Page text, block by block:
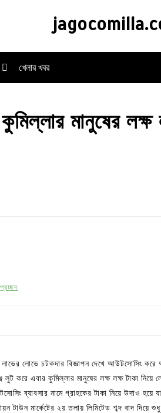
খেলার খবর
মানুষের
প্রচ্ছদ
লোভে চটকদার বিজ্ঞাপন দেখে আউটসোসিং করে
করে এবার কুমিল্লার মানুষের লক্ষ লক্ষ টাকা নিয়ে
ব্যাবসার নামে গ্রাহকের টাকা নিয়ে উদাও হয়ে
টাউন মার্কেটের ২য় তলায় লিমিটেড শব্দ বাদ দিয়ে